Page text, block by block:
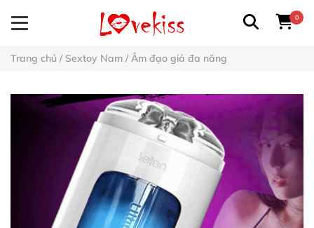
0
Trang chủ / Sextoy Nam / Âm đạo giả đa năng